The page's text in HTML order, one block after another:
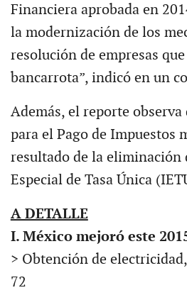
Financiera aprobada en
la modernización de los
resolución de empresas
bancarrota”, indicó en un
Además, el reporte
para el Pago de Impuestos
resultado de la eliminación
Especial de Tasa Única
A DETALLE
I. México mejoró este
> Obtención de
72